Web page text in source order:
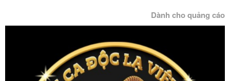
Dành cho quảng cáo